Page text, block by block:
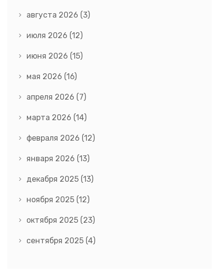
августа 2026 (3)
июля 2026 (12)
июня 2026 (15)
мая 2026 (16)
апреля 2026 (7)
марта 2026 (14)
февраля 2026 (12)
января 2026 (13)
декабря 2025 (13)
ноября 2025 (12)
октября 2025 (23)
сентября 2025 (4)